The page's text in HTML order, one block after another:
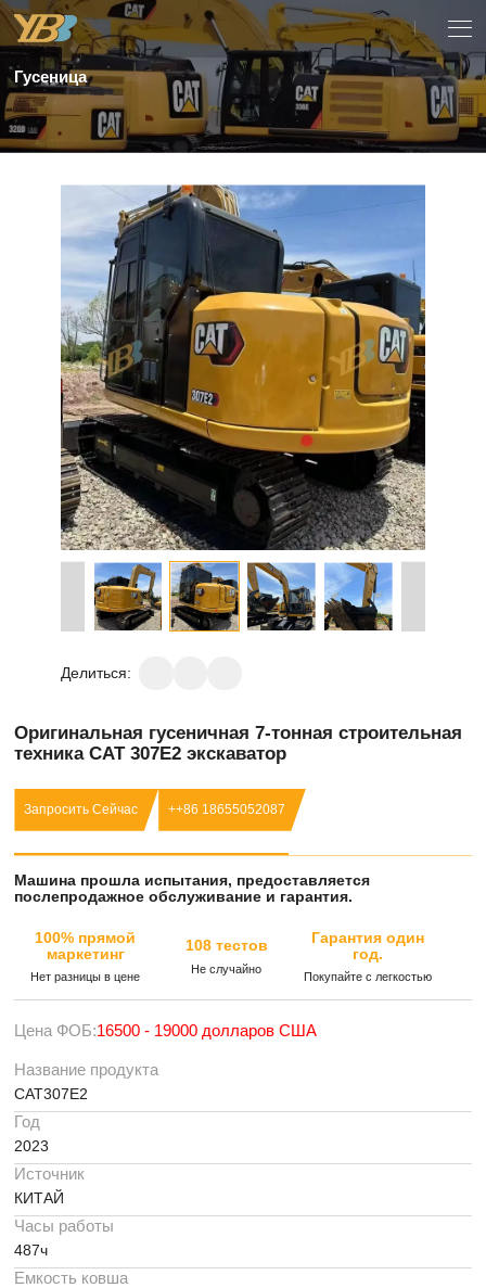
Гусеница
Делиться:
Оригинальная гусеничная 7-тонная строительная
техника CAT 307E2 экскаватор
Запросить Сейчас ++86 18655052087
Машина прошла испытания, предоставляется
послепродажное обслуживание и гарантия.
100% прямой
маркетинг
Нет разницы в цене
108 тестов
Не случайно
Гарантия один
год.
Покупайте с легкостью
Цена ФОБ:16500 - 19000 долларов США
Название продукта
CAT307E2
Год
2023
Источник
КИТАЙ
Часы работы
487ч
Емкость ковша